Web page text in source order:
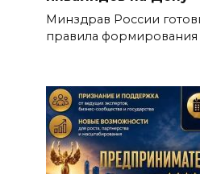
Минздрав России
правила формирования